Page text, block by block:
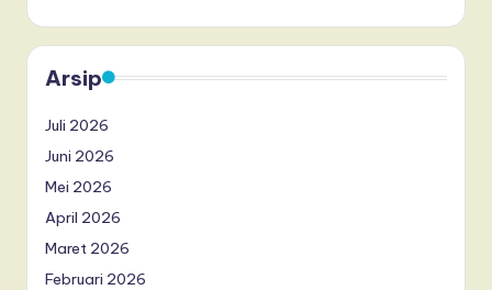
Arsip
Juli 2026
Juni 2026
Mei 2026
April 2026
Maret 2026
Februari 2026